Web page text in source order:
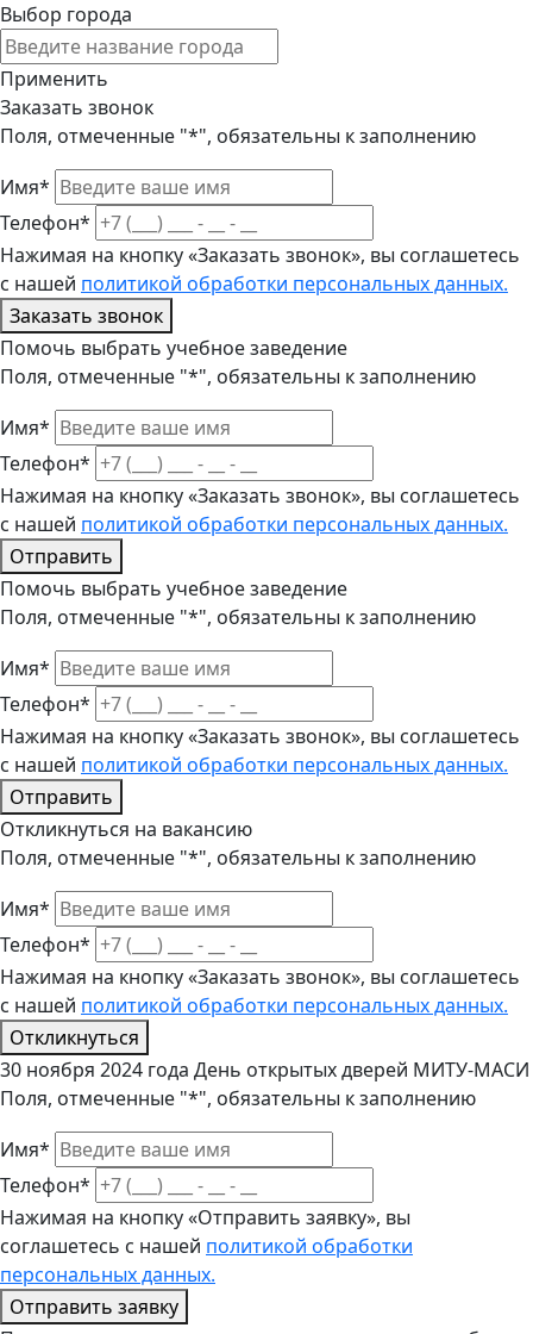
Выбор города
Применить
Заказать звонок
Поля, отмеченные "*", обязательны к заполнению
Имя*
Телефон*
Нажимая на кнопку «Заказать звонок», вы соглашетесь
с нашей политикой обработки персональных данных.
Заказать звонок
Помочь выбрать учебное заведение
Поля, отмеченные "*", обязательны к заполнению
Имя*
Телефон*
Нажимая на кнопку «Заказать звонок», вы соглашетесь
с нашей политикой обработки персональных данных.
Отправить
Помочь выбрать учебное заведение
Поля, отмеченные "*", обязательны к заполнению
Имя*
Телефон*
Нажимая на кнопку «Заказать звонок», вы соглашетесь
с нашей политикой обработки персональных данных.
Отправить
Откликнуться на вакансию
Поля, отмеченные "*", обязательны к заполнению
Имя*
Телефон*
Нажимая на кнопку «Заказать звонок», вы соглашетесь
с нашей политикой обработки персональных данных.
Откликнуться
30 ноября 2024 года День открытых дверей МИТУ-МАСИ
Поля, отмеченные "*", обязательны к заполнению
Имя*
Телефон*
Нажимая на кнопку «Отправить заявку», вы
соглашетесь с нашей политикой обработки
персональных данных.
Отправить заявку